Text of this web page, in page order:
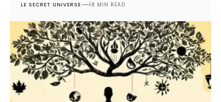
LE SECRET UNIVERSE 18 MIN READ